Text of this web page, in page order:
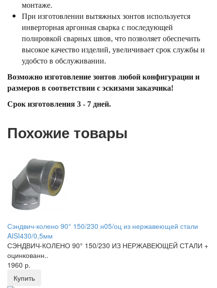
монтаже.
При изготовлении вытяжных зонтов используется
инверторная аргонная сварка с последующей
полировкой сварных швов, что позволяет обеспечить
высокое качество изделий, увеличивает срок службы и
удобсто в обслуживании.
Возможно изготовление зонтов любой конфигурации и
размеров в соответствии с эскизами заказчика!
Срок изготовления 3 - 7 дней.
Похожие товары
Сэндвич-колено 90° 150/230 н05/оц из нержавеющей стали
AISI430/0,5мм
СЭНДВИЧ-КОЛЕНО 90° 150/230 ИЗ НЕРЖАВЕЮЩЕЙ СТАЛИ +
оцинкованн..
1960 р.
Купить